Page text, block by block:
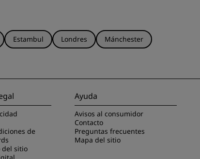
Estambul Londres
Mánchester
de
del sitio
Ayuda
Avisos al consumidor
Contacto
Preguntas frecuentes
Mapa del sitio